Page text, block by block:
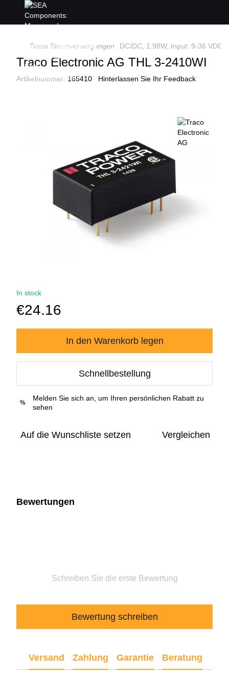
Traco Stromversorgungen DC/DC, 1.98W, Input: 9-36
Traco Electronic AG THL 3-2410WI
Artikelnummer: 165410 Hinterlassen Sie Ihr Feedback
In stock
€24.16
In den Warenkorb legen
Schnellbestellung
%
Melden Sie sich an, um Ihren persönlichen Rabatt zu
sehen
Auf die Wunschliste setzen Vergleichen
Bewertungen
Schreiben Sie die erste Bewertung
Bewertung schreiben
Versand Zahlung Garantie Beratung